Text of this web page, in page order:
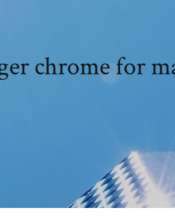
chrome for